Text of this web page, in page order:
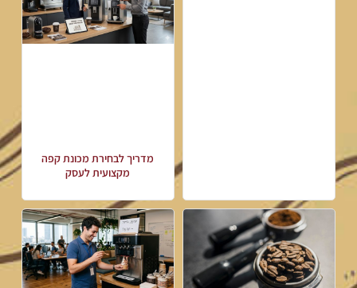
מדריך לבחירת מכונת קפה
מקצועית לעסק